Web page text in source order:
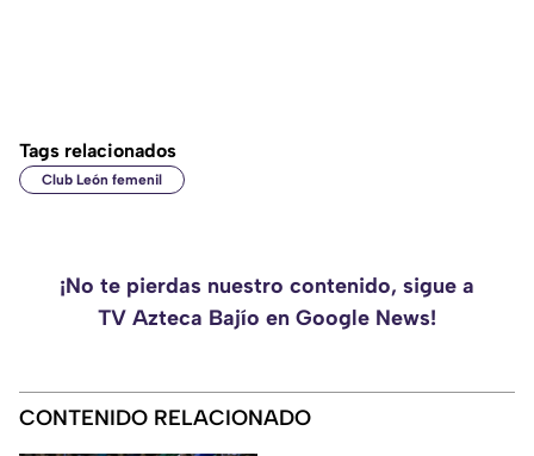
Tags relacionados
Club León femenil
¡No te pierdas nuestro contenido, sigue a
TV Azteca Bajío en Google News!
CONTENIDO RELACIONADO